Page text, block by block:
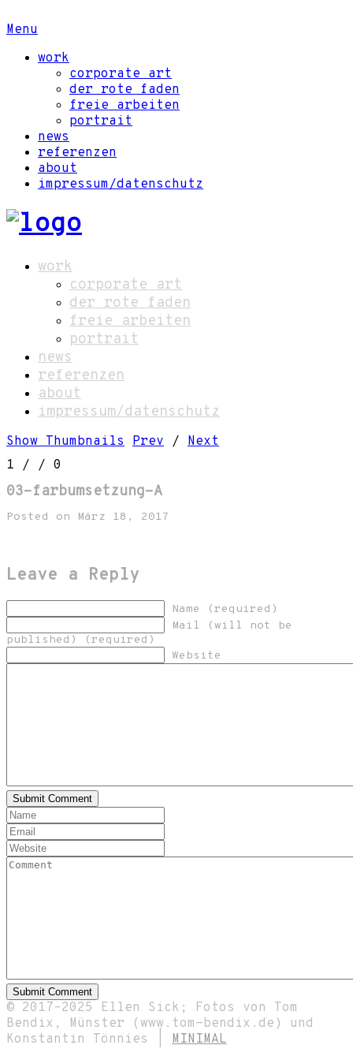
Menu
work
corporate art
der rote faden
freie arbeiten
portrait
news
referenzen
about
impressum/datenschutz
work
corporate art
der rote faden
freie arbeiten
portrait
news
referenzen
about
impressum/datenschutz
Show Thumbnails Prev / Next
1 / / 0
03-farbumsetzung-A
Posted on März 18, 2017
Leave a Reply
Name (required)
Mail (will not be
published) (required)
Website
© 2017–2025 Ellen Sick; Fotos von Tom
Bendix, Münster (www.tom-bendix.de) und
Konstantin Tönnies | MINIMAL